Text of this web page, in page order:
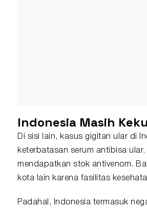
Indonesia Masih
Di sisi lain, kasus gigitan ular di
keterbatasan serum antibisa
mendapatkan stok antivenom.
kota lain karena fasilitas
Padahal, Indonesia termasuk